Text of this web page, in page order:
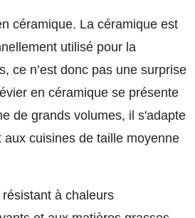
céramique. La céramique est
utilisé pour la
ce n’est donc pas une surprise
en céramique se présente
de grands volumes, il s'adapte
cuisines de taille moyenne
à chaleurs